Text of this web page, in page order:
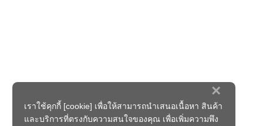
×
เราใช้คุกกี้ [cookie] เพื่อให้สามารถนำเสนอเนื้อหา สินค้า
และบริการที่ตรงกับความสนใจของคุณ เพื่อเพิ่มความพึง